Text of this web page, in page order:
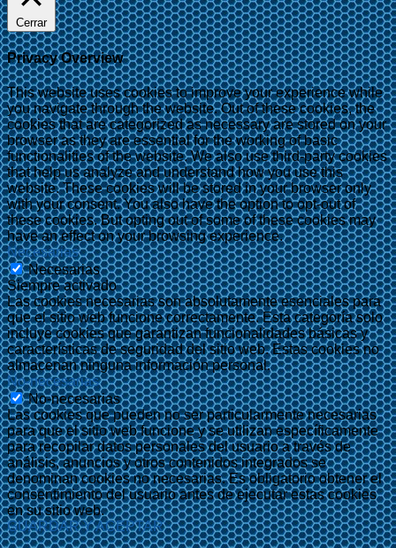
Cerrar
Privacy Overview
This website uses cookies to improve your experience while
you navigate through the website. Out of these cookies, the
cookies that are categorized as necessary are stored on your
browser as they are essential for the working of basic
functionalities of the website. We also use third-party cookies
that help us analyze and understand how you use this
website. These cookies will be stored in your browser only
with your consent. You also have the option to opt-out of
these cookies. But opting out of some of these cookies may
have an effect on your browsing experience.
Necesarias
Necesarias
Siempre activado
Las cookies necesarias son absolutamente esenciales para
que el sitio web funcione correctamente. Esta categoría solo
incluye cookies que garantizan funcionalidades básicas y
características de seguridad del sitio web. Estas cookies no
almacenan ninguna información personal.
No-necesarias
No-necesarias
Las cookies que pueden no ser particularmente necesarias
para que el sitio web funcione y se utilizan específicamente
para recopilar datos personales del usuario a través de
análisis, anuncios y otros contenidos integrados se
denominan cookies no necesarias. Es obligatorio obtener el
consentimiento del usuario antes de ejecutar estas cookies
en su sitio web.
GUARDAR Y ACEPTAR